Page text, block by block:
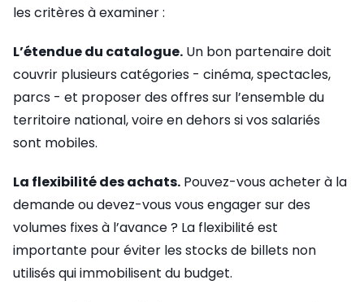
les critères à examiner :
L’étendue du catalogue. Un bon partenaire doit
couvrir plusieurs catégories - cinéma, spectacles,
parcs - et proposer des offres sur l’ensemble du
territoire national, voire en dehors si vos salariés
sont mobiles.
La flexibilité des achats. Pouvez-vous acheter à la
demande ou devez-vous vous engager sur des
volumes fixes à l’avance ? La flexibilité est
importante pour éviter les stocks de billets non
utilisés qui immobilisent du budget.